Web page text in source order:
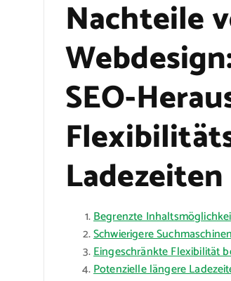
Nachteile
SEO-
Ladezeiten
Begrenzte
Schwierigere
Eingeschränkte Flexibilität
Potenzielle längere